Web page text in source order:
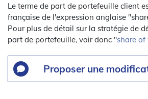
Le terme de part de portefeuille client
française de l'expression anglaise
Pour plus de détail sur la stratégie de
part de portefeuille, voir donc "share
Proposer une